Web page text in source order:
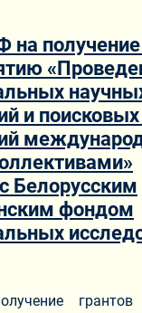
на получение
и
Белорусским
фондом
грантов